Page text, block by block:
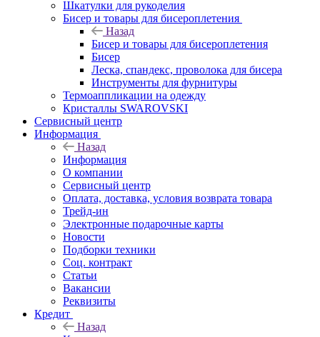
Шкатулки для рукоделия
Бисер и товары для бисероплетения
Назад
Бисер и товары для бисероплетения
Бисер
Леска, спандекс, проволока для бисера
Инструменты для фурнитуры
Термоаппликации на одежду
Кристаллы SWAROVSKI
Сервисный центр
Информация
Назад
Информация
О компании
Сервисный центр
Оплата, доставка, условия возврата товара
Трейд-ин
Электронные подарочные карты
Новости
Подборки техники
Соц. контракт
Статьи
Вакансии
Реквизиты
Кредит
Назад